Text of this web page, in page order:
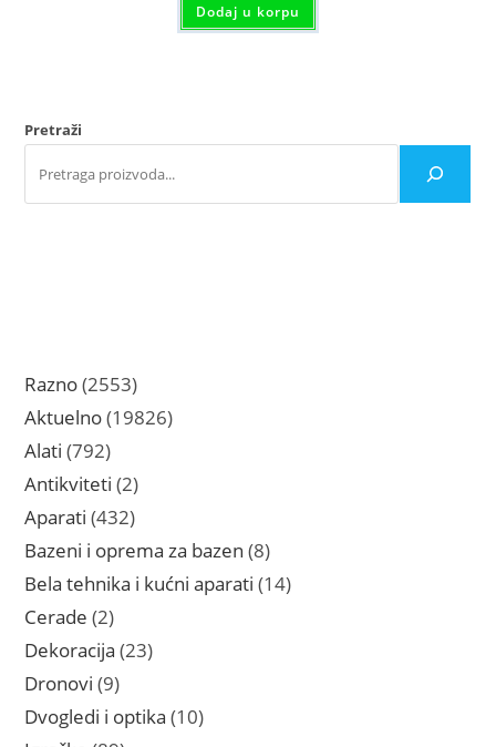
Dodaj u korpu
Pretraži
Razno 25532553
proizvoda
Aktuelno 1982619826
Alati 792792
proizvoda
Antikviteti 22
proizvoda
Aparati 432432
proizvoda
Bazeni i oprema za bazen 88
proizvoda
Bela tehnika i kućni aparati 1414
Cerade 22
proizvoda
Dekoracija 2323
Dronovi 99
proizvoda
Dvogledi i optika 1010